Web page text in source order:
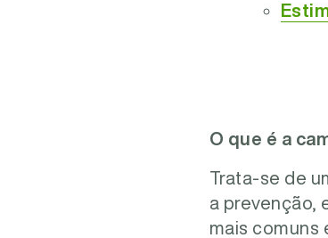
O que é a
Trata-se de
a prevenção,
mais comuns